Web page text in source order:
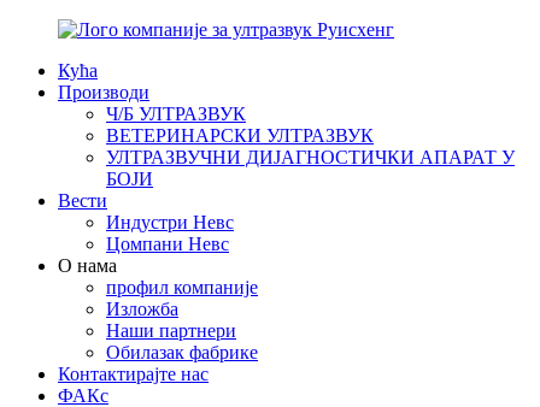
Кућа
Производи
Ч/Б УЛТРАЗВУК
ВЕТЕРИНАРСКИ УЛТРАЗВУК
УЛТРАЗВУЧНИ ДИЈАГНОСТИЧКИ АПАРАТ У
БОЈИ
Вести
Индустри Невс
Цомпани Невс
О нама
профил компаније
Изложба
Наши партнери
Обилазак фабрике
Контактирајте нас
ФАКс